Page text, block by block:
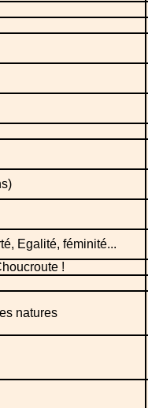
Egalité, féminité...
!
natures